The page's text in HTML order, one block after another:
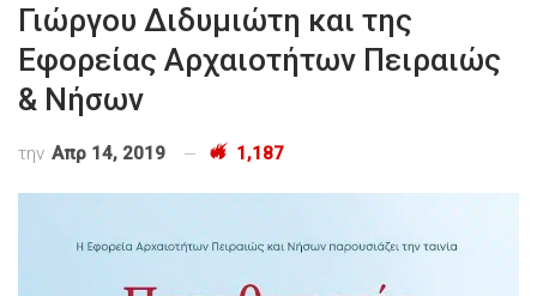
Γιώργου Διδυμιώτη και της
Εφορείας Αρχαιοτήτων Πειραιώς
& Νήσων
την Απρ 14, 2019 1,187